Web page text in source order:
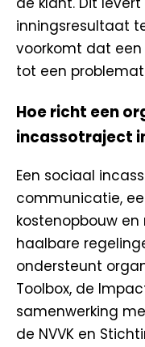
inningsresultaat
voorkomt dat
tot een
Hoe richt een
incassotraject
Een sociaal
communicatie,
kostenopbouw
haalbare
ondersteunt
Toolbox, de
samenwerking
de NVVK en